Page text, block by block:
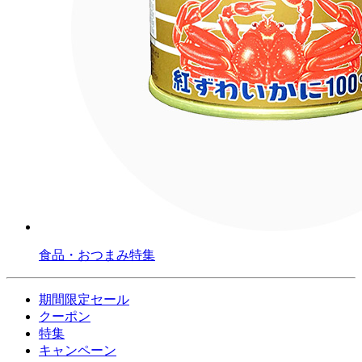
食品・おつまみ特集
期間限定セール
クーポン
特集
キャンペーン